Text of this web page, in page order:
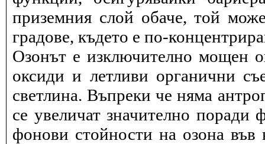
приземния слой обаче, той
градове, където е по-
Озонът е изключително мощен
оксиди и летливи органични
светлина. Въпреки че няма
се увеличат значително
фонови стойности на озона